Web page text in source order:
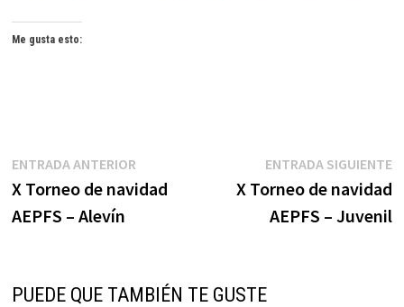
Me gusta esto:
Navegación
de
ENTRADA ANTERIOREntrada
anterior:
X Torneo de navidad
AEPFS – Alevín
ENTRADA SIGUIENTE
X Torneo de navidad
AEPFS – Juvenil
PUEDE QUE TAMBIÉN TE GUSTE